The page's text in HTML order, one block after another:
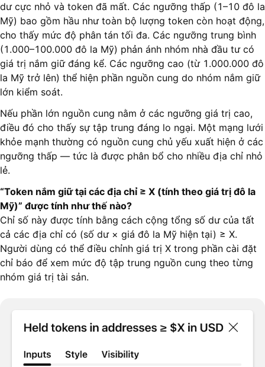
dư cực nhỏ và token đã mất. Các ngưỡng thấp (1–10 đô la
Mỹ) bao gồm hầu như toàn bộ lượng token còn hoạt động,
cho thấy mức độ phân tán tối đa. Các ngưỡng trung bình
(1.000–100.000 đô la Mỹ) phản ánh nhóm nhà đầu tư có
giá trị nắm giữ đáng kể. Các ngưỡng cao (từ 1.000.000 đô
la Mỹ trở lên) thể hiện phần nguồn cung do nhóm nắm giữ
lớn kiểm soát.
Nếu phần lớn nguồn cung nằm ở các ngưỡng giá trị cao,
điều đó cho thấy sự tập trung đáng lo ngại. Một mạng lưới
khỏe mạnh thường có nguồn cung chủ yếu xuất hiện ở các
ngưỡng thấp — tức là được phân bổ cho nhiều địa chỉ nhỏ
lẻ.
“Token nắm giữ tại các địa chỉ ≥ X (tính theo giá trị đô la
Mỹ)” được tính như thế nào?
Chỉ số này được tính bằng cách cộng tổng số dư của tất
cả các địa chỉ có (số dư × giá đô la Mỹ hiện tại) ≥ X.
Người dùng có thể điều chỉnh giá trị X trong phần cài đặt
chỉ báo để xem mức độ tập trung nguồn cung theo từng
nhóm giá trị tài sản.